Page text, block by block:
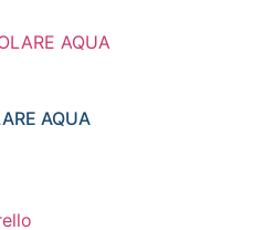
AQUA